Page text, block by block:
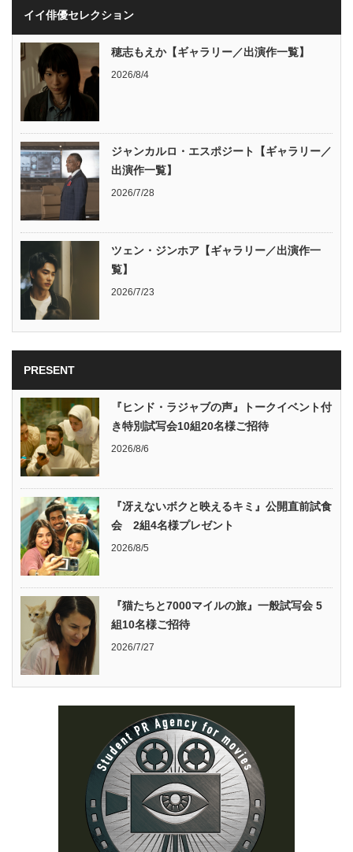
イイ俳優セレクション
穂志もえか【ギャラリー／出演作一覧】
2026/8/4
ジャンカルロ・エスポジート【ギャラリー／
出演作一覧】
2026/7/28
ツェン・ジンホア【ギャラリー／出演作一
覧】
2026/7/23
PRESENT
『ヒンド・ラジャブの声』トークイベント付
き特別試写会10組20名様ご招待
2026/8/6
『冴えないボクと映えるキミ』公開直前試食
会 2組4名様プレゼント
2026/8/5
『猫たちと7000マイルの旅』一般試写会 5
組10名様ご招待
2026/7/27